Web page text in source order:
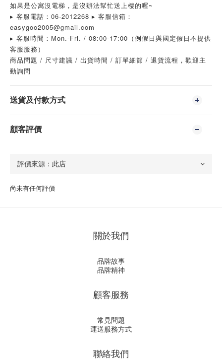
如果是公寓沒電梯，是沒辦法幫忙送上樓的喔~
▸ 客服電話：06-2012268 ▸ 客服信箱：
easygoo2005@gmail.com
▸ 客服時間：Mon.-Fri. / 08:00-17:00（例假日與國定假日不提供
客服服務）
商品問題 / 尺寸建議 / 出貨時間 / 訂單細節 / 退貨流程，歡迎主
動詢問
送貨及付款方式
顧客評價
尚未有任何評價
關於我們
品牌故事
品牌精神
顧客服務
常見問題
運送服務方式
聯絡我們